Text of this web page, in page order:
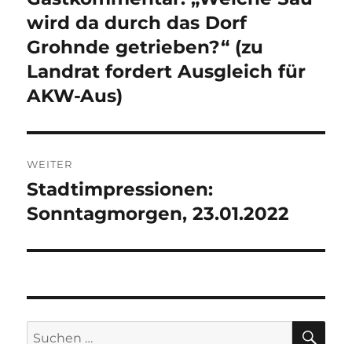
Beitrag:
wird da durch das Dorf
Grohnde getrieben?“ (zu
Landrat fordert Ausgleich für
AKW-Aus)
WEITER
Nächster
Beitrag:
Stadtimpressionen:
Sonntagmorgen, 23.01.2022
Suchen